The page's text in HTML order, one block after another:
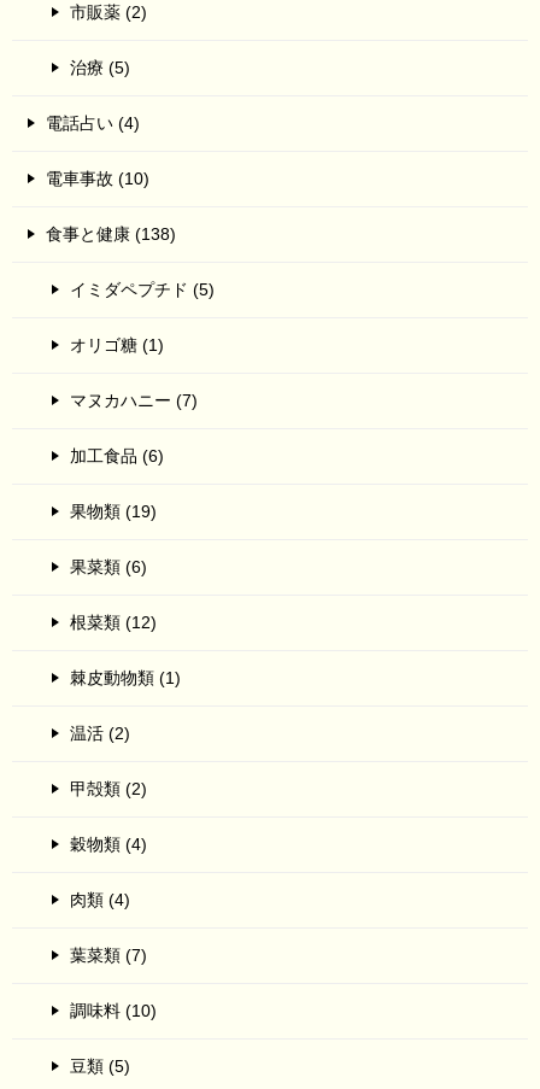
市販薬 (2)
治療 (5)
電話占い (4)
電車事故 (10)
食事と健康 (138)
イミダペプチド (5)
オリゴ糖 (1)
マヌカハニー (7)
加工食品 (6)
果物類 (19)
果菜類 (6)
根菜類 (12)
棘皮動物類 (1)
温活 (2)
甲殻類 (2)
穀物類 (4)
肉類 (4)
葉菜類 (7)
調味料 (10)
豆類 (5)